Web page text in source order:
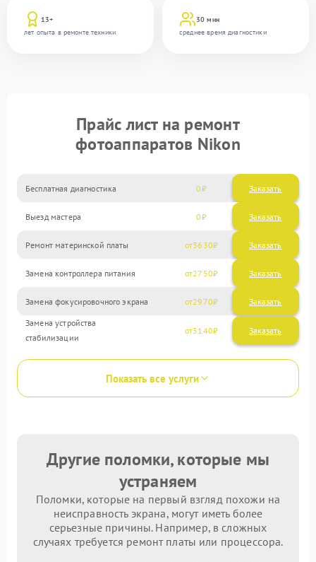
13+
лет опыта в ремонте техники
30 мин
среднее время диагностики
Прайс лист на ремонт
фотоаппаратов Nikon
Бесплатная диагностика 0 Заказать
Выезд мастера 0 Заказать
Ремонт материнской платы 3630
Замена контроллера питания 2750
Замена фокусировочного экрана 2970
Замена устройства
стабилизации
3140
Показать все услуги
Другие поломки, которые мы
устраняем
Поломки, которые на первый взгляд похожи на
неисправность экрана, могут иметь более
серьезные причины. Например, в сложных
случаях требуется ремонт платы или процессора.